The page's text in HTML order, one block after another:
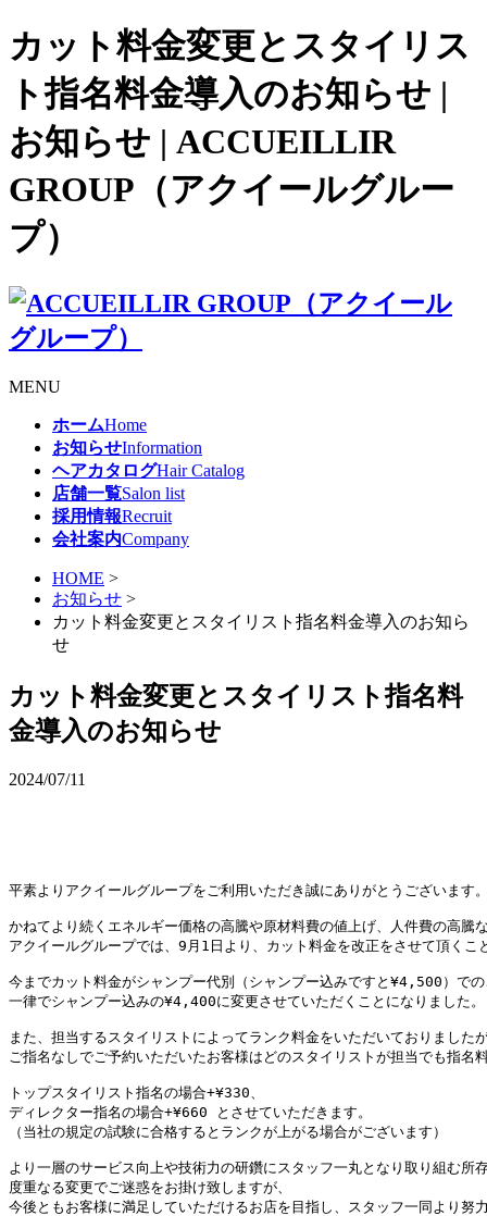
カット料金変更とスタイリス
ト指名料金導入のお知らせ |
お知らせ | ACCUEILLIR
GROUP（アクイールグルー
プ）
MENU
ホームHome
お知らせInformation
ヘアカタログHair Catalog
店舗一覧Salon list
採用情報Recruit
会社案内Company
HOME >
お知らせ >
カット料金変更とスタイリスト指名料金導入のお知ら
せ
カット料金変更とスタイリスト指名料
金導入のお知らせ
2024/07/11
平素よりアクイールグループをご利用いただき誠にありがとうございます
かねてより続くエネルギー価格の高騰や原材料費の値上げ、人件費の高騰
アクイールグループでは、9月1日より、カット料金を改正をさせて頂くこ
今までカット料金がシャンプー代別（シャンプー込みですと¥4,500）で
一律でシャンプー込みの¥4,400に変更させていただくことになりました。
また、担当するスタイリストによってランク料金をいただいておりまし
ご指名なしでご予約いただいたお客様はどのスタイリストが担当でも指名
トップスタイリスト指名の場合+¥330、
ディレクター指名の場合+¥660 とさせていただきます。
（当社の規定の試験に合格するとランクが上がる場合がございます）
より一層のサービス向上や技術力の研鑽にスタッフ一丸となり取り組む所
度重なる変更でご迷惑をお掛け致しますが、
今後ともお客様に満足していただけるお店を目指し、スタッフ一同より努